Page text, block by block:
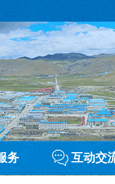
务 互动交